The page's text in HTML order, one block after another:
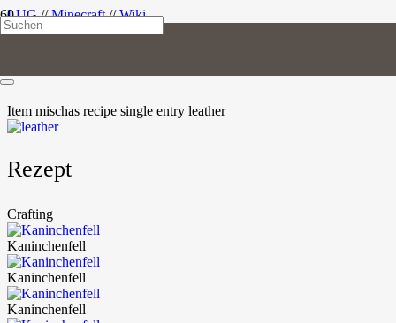
LUG//Minecraft//Wiki
Item mischas recipe single entry leather
Rezept
Crafting
Kaninchenfell
Kaninchenfell
Kaninchenfell